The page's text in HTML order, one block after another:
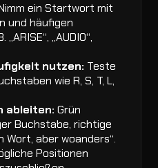
ein Startwort mit
und häufigen
„AUDIO“,
nutzen: Teste
wie R, S, T, L,
ableiten: Grün
Buchstabe, richtige
Wort, aber woanders“.
Positionen